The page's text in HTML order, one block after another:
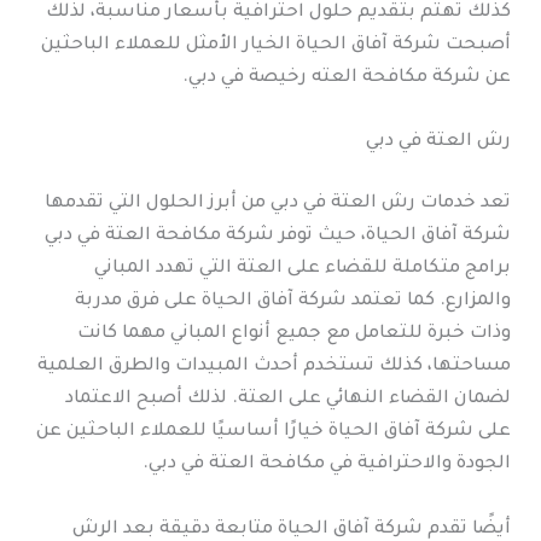
كذلك تهتم بتقديم حلول احترافية بأسعار مناسبة، لذلك
أصبحت شركة آفاق الحياة الخيار الأمثل للعملاء الباحثين
عن شركة مكافحة العته رخيصة في دبي.
رش العتة في دبي
تعد خدمات رش العتة في دبي من أبرز الحلول التي تقدمها
شركة آفاق الحياة، حيث توفر شركة مكافحة العتة في دبي
برامج متكاملة للقضاء على العتة التي تهدد المباني
والمزارع. كما تعتمد شركة آفاق الحياة على فرق مدربة
وذات خبرة للتعامل مع جميع أنواع المباني مهما كانت
مساحتها، كذلك تستخدم أحدث المبيدات والطرق العلمية
لضمان القضاء النهائي على العتة. لذلك أصبح الاعتماد
على شركة آفاق الحياة خيارًا أساسيًا للعملاء الباحثين عن
الجودة والاحترافية في مكافحة العتة في دبي.
أيضًا تقدم شركة آفاق الحياة متابعة دقيقة بعد الرش